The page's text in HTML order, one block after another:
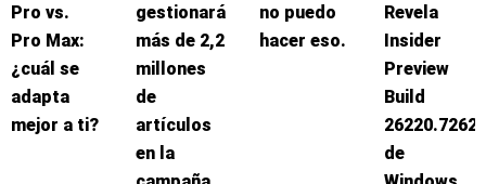
Pro vs.
Pro Max:
¿cuál se
adapta
mejor a ti?
gestionará
más de 2,2
millones
de
artículos
en la
no puedo
hacer eso.
Revela
Insider
Preview
Build
26220.7262
de